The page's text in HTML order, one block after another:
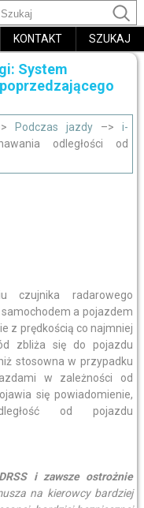
KONTAKT SZUKAJ
System
Podczas jazdy –>i-
odległości od
czujnika radarowego
a pojazdem
z prędkością co najmniej
zbliża się do pojazdu
stosowna w przypadku
w zależności od
się powiadomienie,
od pojazdu
i zawsze ostrożnie
na kierowcy bardziej